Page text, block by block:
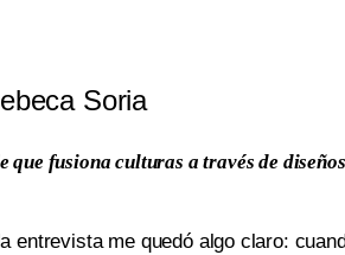
Soria
fusiona culturas a través de
entrevista me quedó algo claro: